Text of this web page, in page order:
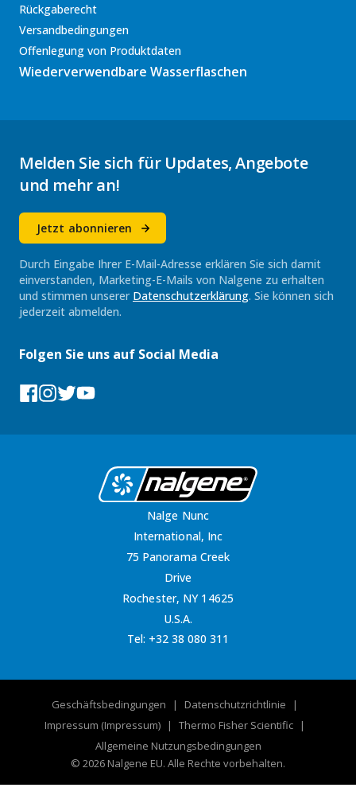
Rückgaberecht
Versandbedingungen
Offenlegung von Produktdaten
Wiederverwendbare Wasserflaschen
Melden Sie sich für Updates, Angebote
und mehr an!
Jetzt abonnieren
Durch Eingabe Ihrer E-Mail-Adresse erklären Sie sich damit
einverstanden, Marketing-E-Mails von Nalgene zu erhalten
und stimmen unserer Datenschutzerklärung. Sie können sich
jederzeit abmelden.
Folgen Sie uns auf Social Media
Facebook
Instagram
Tumblr
YouTube
Nalge Nunc
International, Inc
75 Panorama Creek
Drive
Rochester, NY 14625
U.S.A.
Tel: +32 38 080 311
Geschäftsbedingungen
Datenschutzrichtlinie
Impressum (Impressum)
Thermo Fisher Scientific
Allgemeine Nutzungsbedingungen
© 2026 Nalgene EU. Alle Rechte vorbehalten.